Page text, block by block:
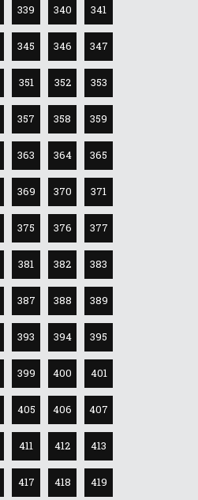
339 340 341
345 346 347
351 352 353
357 358 359
363 364 365
369 370 371
375 376 377
381 382 383
387 388 389
393 394 395
399 400 401
405 406 407
411 412 413
417 418 419